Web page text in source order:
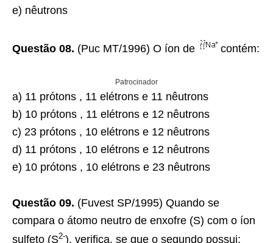
e) nêutrons
Questão 08. (Puc MT/1996) O íon de contém:
Patrocinador
a) 11 prótons , 11 elétrons e 11 nêutrons
b) 10 prótons , 11 elétrons e 12 nêutrons
c) 23 prótons , 10 elétrons e 12 nêutrons
d) 11 prótons , 10 elétrons e 12 nêutrons
e) 10 prótons , 10 elétrons e 23 nêutrons
Questão 09. (Fuvest SP/1995) Quando se
compara o átomo neutro de enxofre (S) com o íon
sulfeto (S2-), verifica. se que o segundo possui: